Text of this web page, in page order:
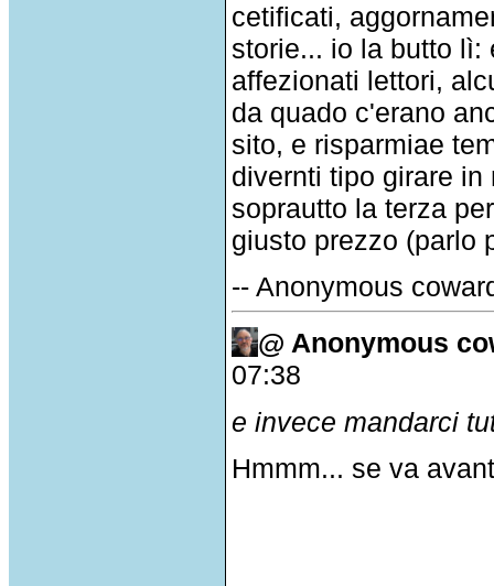
cetificati,
storie... io la butto lì:
affezionati lettori,
da quado c'erano
sito, e risparmiae
divernti tipo girare
soprautto la terza
giusto prezzo (parlo
-- Anonymous
@ Anonymous
07:38
e invece mandarci
Hmmm... se va